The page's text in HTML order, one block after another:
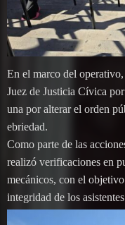
En el marco del
Juez de Justicia Cívica
una por alterar el orden
ebriedad.
Como parte de las
realizó verificaciones en
mecánicos, con el
integridad de los